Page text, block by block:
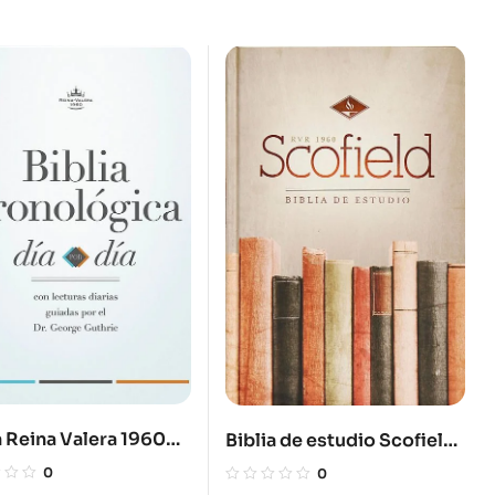
Reina Valera 1960
día por día.
0
Biblia de estudio Scofield
RVR 1960 0